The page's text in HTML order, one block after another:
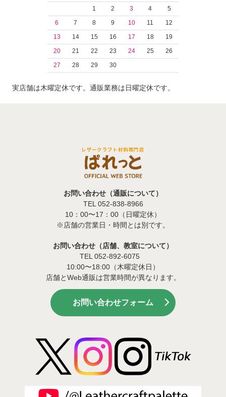
1
2 3 4
5
6
7 8 9 10 11
12
13
14 15 16 17 18
19
20
21 22 23 24 25
26
27
28 29 30
実店舗は木曜定休です。通販業務は日曜定休です。
お問い合わせ（通販について）
TEL 052-838-8966
10：00〜17：00（日曜定休）
※店舗の営業日・時間とは別です。
お問い合わせ（店舗、教室について）
TEL 052-892-6075
10:00〜18:00（木曜定休日）
店舗とWeb通販は営業時間が異なります。
お問い合わせフォーム